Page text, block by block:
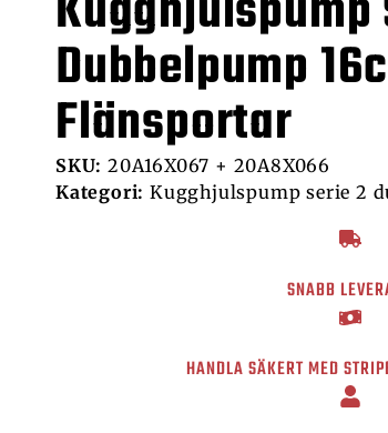
Dubbelpump
Flänsportar
SKU: 20A16X067 + 20A8X066
Kategori: Kugghjulspump serie 2
SNABB
HANDLA SÄKERT MED